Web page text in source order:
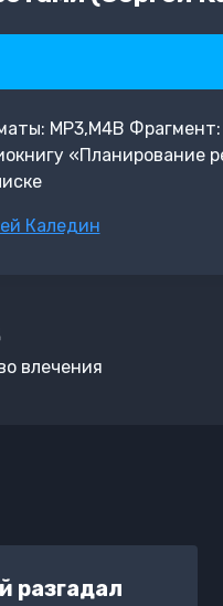
MP3,M4B
«Планирование
Каледин
влечения
разгадал